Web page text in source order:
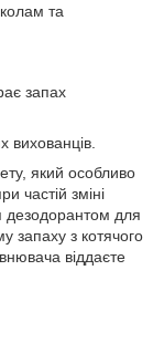
та
запах
вихованців.
який особливо
частій зміні
дезодорантом для
запаху з котячого
віддаєте